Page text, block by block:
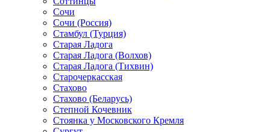
Сочи
Сочи (Россия)
Стамбул (Турция)
Старая Ладога
Старая Ладога (Волхов)
Старая Ладога (Тихвин)
Старочеркасская
Стахово
Стахово (Беларусь)
Степной Кочевник
Стоянка у Московского Кремля